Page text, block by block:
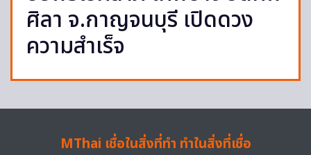
ศิลา จ.กาญจนบุรี เปิดดวง
ความสำเร็จ
MThai เชื่อในสิ่งที่ทำ ทำในสิ่งที่เชื่อ